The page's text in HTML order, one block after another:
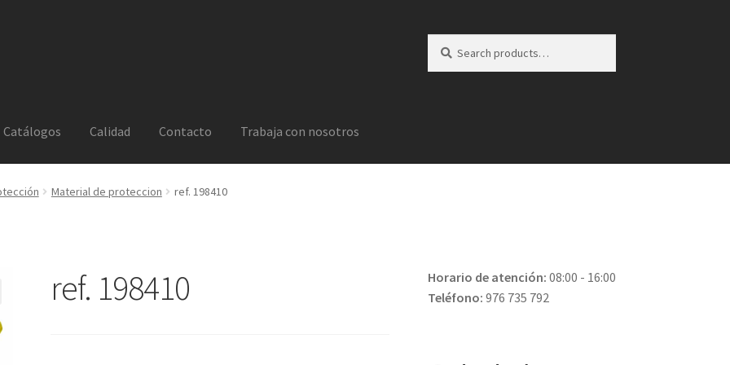
for:
Catálogos Calidad Contacto Trabaja con nosotros
Material de proteccion ref. 198410
ref. 198410 Horario de atención: 08:00 - 16:00
Teléfono: 976 735 792